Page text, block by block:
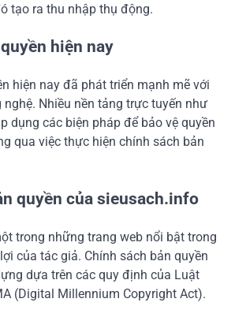
tạo ra thu nhập thụ động.
hiện nay
hiện nay đã phát triển mạnh mẽ với
Nhiều nền tảng trực tuyến như
dụng các biện pháp để bảo vệ quyền
qua việc thực hiện chính sách bản
quyền của sieusach.info
trong những trang web nổi bật trong
của tác giả. Chính sách bản quyền
dựa trên các quy định của Luật
(Digital Millennium Copyright Act).